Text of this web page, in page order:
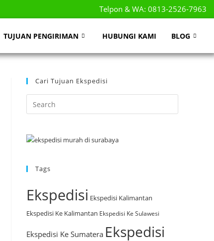
Telpon & WA: 0813-2526-7963
TUJUAN PENGIRIMAN HUBUNGI KAMI BLOG
Cari Tujuan Ekspedisi
Tags
Ekspedisi Ekspedisi Kalimantan
Ekspedisi Ke Kalimantan Ekspedisi Ke Sulawesi
Ekspedisi Ke Sumatera Ekspedisi